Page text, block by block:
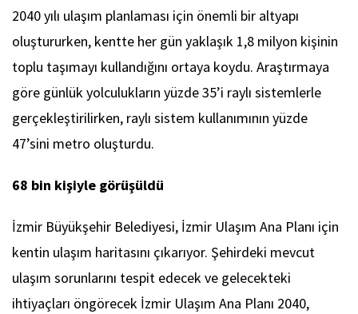
2040 yılı ulaşım planlaması için önemli bir altyapı
oluştururken, kentte her gün yaklaşık 1,8 milyon kişinin
toplu taşımayı kullandığını ortaya koydu. Araştırmaya
göre günlük yolculukların yüzde 35’i raylı sistemlerle
gerçekleştirilirken, raylı sistem kullanımının yüzde
47’sini metro oluşturdu.
68 bin kişiyle görüşüldü
İzmir Büyükşehir Belediyesi, İzmir Ulaşım Ana Planı için
kentin ulaşım haritasını çıkarıyor. Şehirdeki mevcut
ulaşım sorunlarını tespit edecek ve gelecekteki
ihtiyaçları öngörecek İzmir Ulaşım Ana Planı 2040,